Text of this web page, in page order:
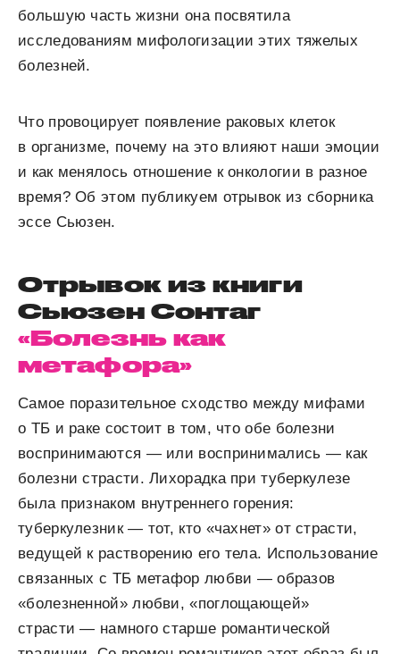
большую часть жизни она посвятила
исследованиям мифологизации этих тяжелых
болезней.
Что провоцирует появление раковых клеток
в организме, почему на это влияют наши эмоции
и как менялось отношение к онкологии в разное
время? Об этом публикуем отрывок из сборника
эссе Сьюзен.
Отрывок из книги
Сьюзен Сонтаг
«Болезнь как
метафора»
Самое поразительное сходство между мифами
о ТБ и раке состоит в том, что обе болезни
воспринимаются — или воспринимались — как
болезни страсти. Лихорадка при туберкулезе
была признаком внутреннего горения:
туберкулезник — тот, кто «чахнет» от страсти,
ведущей к растворению его тела. Использование
связан­ных с ТБ метафор любви — образов
«болезненной» любви, «поглощающей»
страсти — намного старше романтической